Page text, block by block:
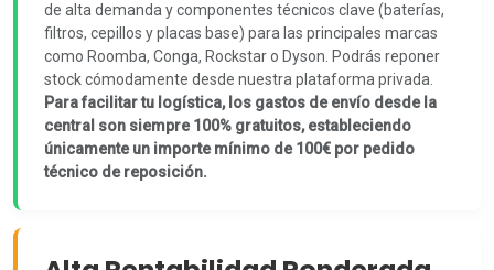
de alta demanda y componentes técnicos clave (baterías,
filtros, cepillos y placas base) para las principales marcas
como Roomba, Conga, Rockstar o Dyson. Podrás reponer
stock cómodamente desde nuestra plataforma privada.
Para facilitar tu logística, los gastos de envío desde la
central son siempre 100% gratuitos, estableciendo
únicamente un importe mínimo de 100€ por pedido
técnico de reposición.